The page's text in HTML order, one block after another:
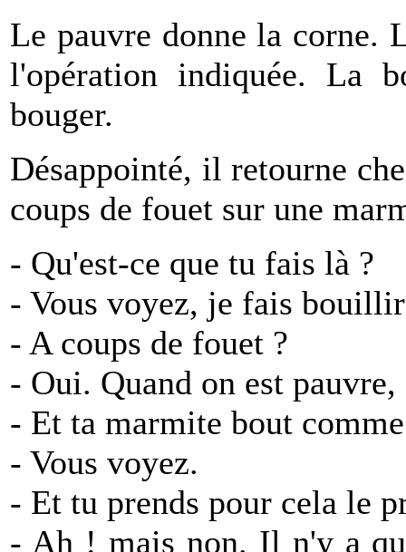
Le pauvre donne la corne.
l'opération indiquée. La
bouger.
Désappointé, il retourne
coups de fouet sur une
- Qu'est-ce que tu fais là ?
- Vous voyez, je fais
- A coups de fouet ?
- Oui. Quand on est
- Et ta marmite bout
- Vous voyez.
- Et tu prends pour cela le
- Ah ! mais non. Il n'y a